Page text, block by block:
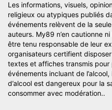
Les informations, visuels,
religieux ou atypiques publiés
événements relèvent de la
auteurs. My89 n’en cautionne
être tenu responsable de leur
organisateurs certifient
textes et affiches transmis
événements incluant de
d’alcool est dangereux pour la
consommer avec modération..